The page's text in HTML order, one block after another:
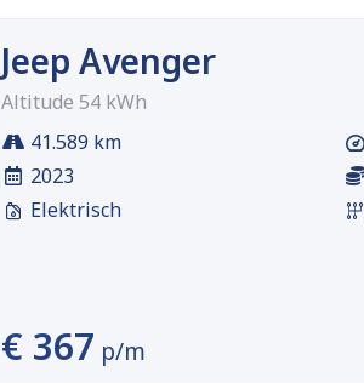
Jeep Avenger
Altitude 54 kWh
41.589 km
2023
Elektrisch
€ 367 p/m